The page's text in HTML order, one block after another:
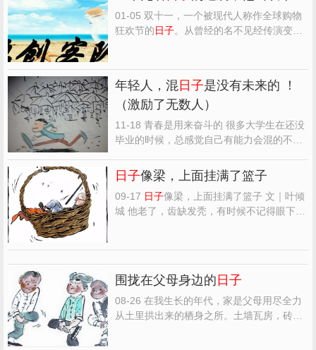
体测猝死的，青年、中年过劳死的新闻，已
经不再是新闻。...
01-05 双十一，一个被现代人称作全球购物
狂欢节的日子。从曾经的名不见经传演变至
学习一篇英语文章，主题就是一篇关于双十
一的来源和含义，从...
年轻人，混日子是没有未来的 ！
（激励了无数人）
11-18 青春是用来奋斗的 很多大学生在还没
毕业的时候，总感觉自己有能力会混的不
个世界。不经常思考的人，惰性总会让人得
过且过混日子 ，不思考未来的路怎么走，就
等于你安于现状，接受了平庸而卑微的的生
活，失去了年轻人本...
日子像梁，上面挂满了篮子
09-17 日子像梁，上面挂满了篮子 文｜叶倾
城 他老了，齿缺发秃，有时候不记得眼下的
瘪的行李袋。 小...
围拢在父母身边的 日子
08-26 在我生长的年代，家是父母用尽全力
从土里拱出来的栖身之所。土墙瓦房，砖头